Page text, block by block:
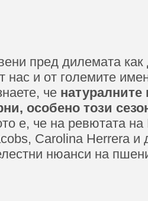
пред дилемата как
нас и от големите
че натуралните
особено този
е, че на ревютата
Carolina Herrera и
нюанси на